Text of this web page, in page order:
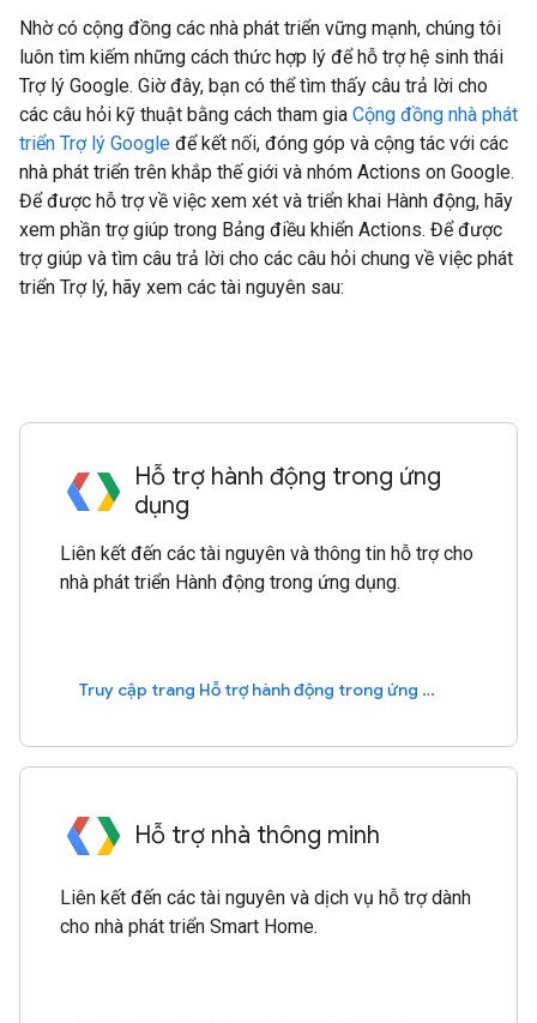
Nhờ có cộng đồng các nhà phát triển vững mạnh, chúng tôi
luôn tìm kiếm những cách thức hợp lý để hỗ trợ hệ sinh thái
Trợ lý Google. Giờ đây, bạn có thể tìm thấy câu trả lời cho
các câu hỏi kỹ thuật bằng cách tham gia Cộng đồng nhà phát
triển Trợ lý Google để kết nối, đóng góp và cộng tác với các
nhà phát triển trên khắp thế giới và nhóm Actions on Google.
Để được hỗ trợ về việc xem xét và triển khai Hành động, hãy
xem phần trợ giúp trong Bảng điều khiển Actions. Để được
trợ giúp và tìm câu trả lời cho các câu hỏi chung về việc phát
triển Trợ lý, hãy xem các tài nguyên sau:
Hỗ trợ hành động trong ứng
dụng
Liên kết đến các tài nguyên và thông tin hỗ trợ cho
nhà phát triển Hành động trong ứng dụng.
Truy cập trang Hỗ trợ hành động trong ứng dụng
Hỗ trợ nhà thông minh
Liên kết đến các tài nguyên và dịch vụ hỗ trợ dành
cho nhà phát triển Smart Home.